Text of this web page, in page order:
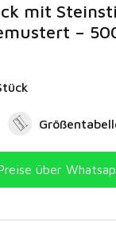
mit
–
über